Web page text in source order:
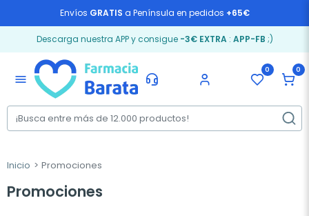
Envíos GRATIS a Península en pedidos +65€
Descarga nuestra APP y consigue -3€ EXTRA: APP-FB ;)
menu
0 0
Inicio Promociones
Promociones